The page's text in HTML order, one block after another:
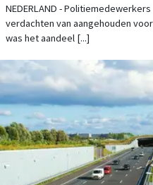
NEDERLAND -
verdachten van aangehouden
was het aandeel [...]